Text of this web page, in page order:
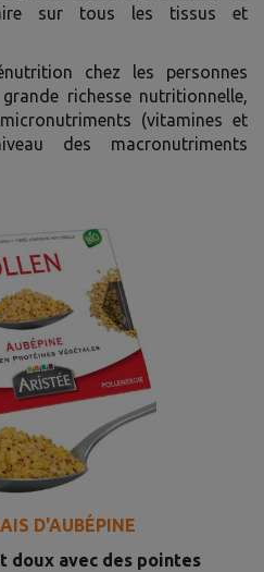
sur tous les tissus et
chez les personnes
richesse nutritionnelle,
(vitamines et
des macronutriments
D'AUBÉPINE
doux avec des pointes